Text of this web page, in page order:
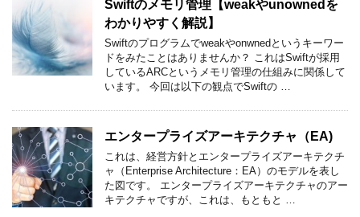
Swiftのメモリ管理【weakやunownedを
わかりやすく解説】
Swiftのプログラムでweakやonwnedというキーワー
ドをみたことはありませんか？ これはSwiftが採用
しているARCというメモリ管理の仕組みに関係して
います。 今回は以下の観点でSwiftの …
エンタープライズアーキテクチャ（EA)
これは、経営方針とエンタープライズアーキテクチ
ャ（Enterprise Architecture：EA）のモデルを表し
た図です。 エンタープライズアーキテクチャのアー
キテクチャですが、これは、もともと …